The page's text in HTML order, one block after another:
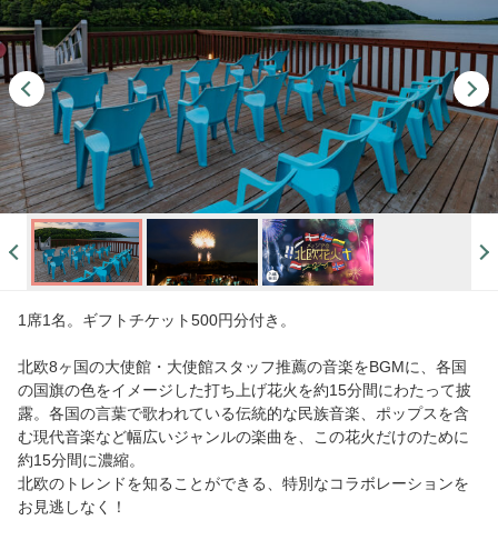
Login/Reservations
1席1名。ギフトチケット500円分付き。
北欧8ヶ国の大使館・大使館スタッフ推薦の音楽をBGMに、各国
の国旗の色をイメージした打ち上げ花火を約15分間にわたって披
露。各国の言葉で歌われている伝統的な民族音楽、ポップスを含
む現代音楽など幅広いジャンルの楽曲を、この花火だけのために
約15分間に濃縮。
北欧のトレンドを知ることができる、特別なコラボレーションを
お見逃しなく！